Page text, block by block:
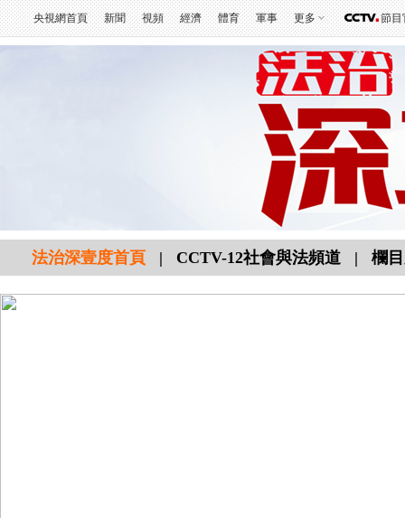
央視網首頁 新聞 視頻 經濟 體育 軍事 更多 節目
法治深壹度首頁 | CCTV-12社會與法頻道 | 欄